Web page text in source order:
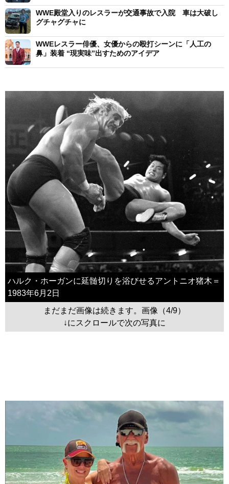
WWE殿堂入りのレスラーが交通事故で入院 車は大破し
グチャグチャに
WWEレスラー俳優、女優からの殴打シーンに「人工の
鼻」装着 “現実味”出すためのアイデア
ハルク・ホーガンに延髄切りを浴びせるアントニオ猪木＝
1983年6月2日
まだまだ画像は続きます。画像（4/9）
↓にスクロールで次の写真に